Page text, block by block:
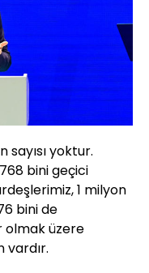
sayısı yoktur.
bini geçici
1 milyon
bini de
olmak üzere